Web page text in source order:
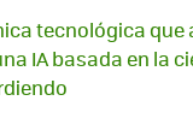
tecnológica que
IA basada en la